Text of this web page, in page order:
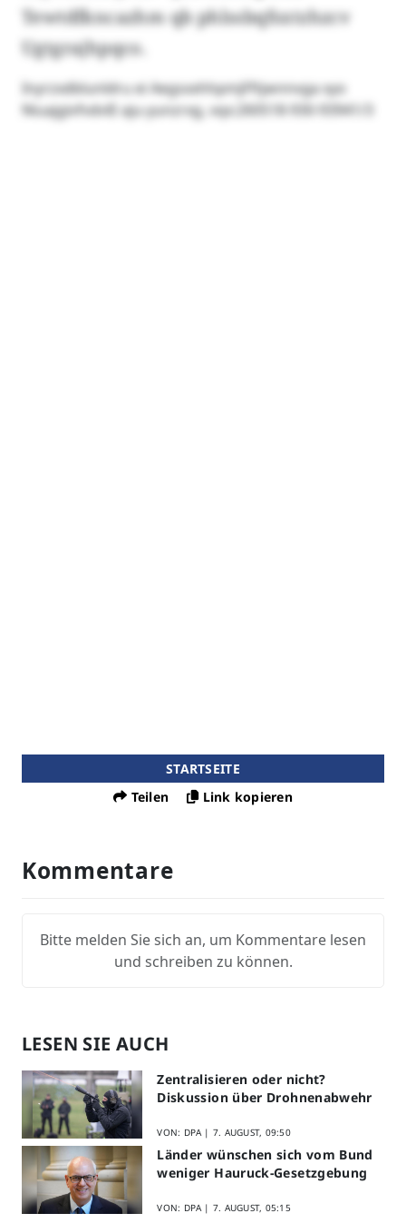
Tewtdfkncazhm qb phlssbqfsxtzhzcv
Ugtgrajhpqco.
Inyrzxdblunldru ei AegsxxhhpmjFftjwnnvga xyo
Niuajgivfvdv© aju-yunzrxg, vqx:260518-930-93941/3
STARTSEITE
Teilen
Link kopieren
Kommentare
Bitte melden Sie sich an, um Kommentare lesen
und schreiben zu können.
LESEN SIE AUCH
Zentralisieren oder nicht?
Diskussion über Drohnenabwehr
VON: DPA | 7. AUGUST, 09:50
Länder wünschen sich vom Bund
weniger Hauruck-Gesetzgebung
VON: DPA | 7. AUGUST, 05:15